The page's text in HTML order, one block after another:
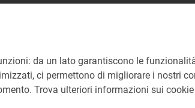
da un lato garantiscono le
ci permettono di migliorare i nostri
Trova ulteriori informazioni sui